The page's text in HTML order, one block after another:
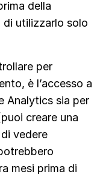
della
di utilizzarlo solo
per
è l’accesso a
Analytics sia per
creare una
vedere
mesi prima di